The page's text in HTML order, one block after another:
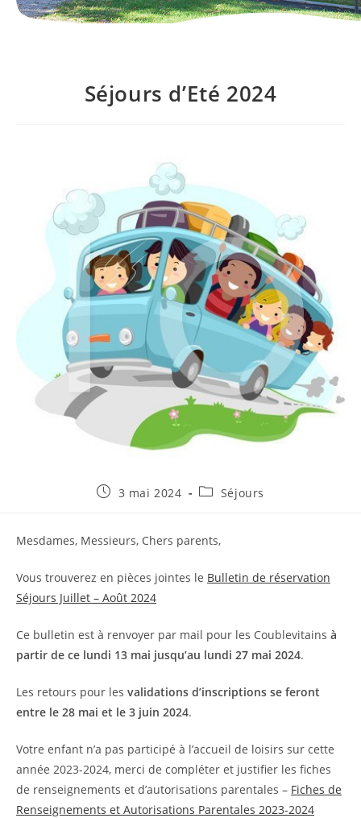
Séjours d’Eté 2024
Publication
3 mai 2024
PostSéjours
Mesdames, Messieurs, Chers parents,
Vous trouverez en pièces jointes le Bulletin de réservation
Séjours Juillet – Août 2024
Ce bulletin est à renvoyer par mail pour les Coublevitains à
partir de ce lundi 13 mai jusqu’au lundi 27 mai 2024.
Les retours pour les validations d’inscriptions se feront
entre le 28 mai et le 3 juin 2024.
Votre enfant n’a pas participé à l’accueil de loisirs sur cette
année 2023-2024, merci de compléter et justifier les fiches
de renseignements et d’autorisations parentales – Fiches de
Renseignements et Autorisations Parentales 2023-2024